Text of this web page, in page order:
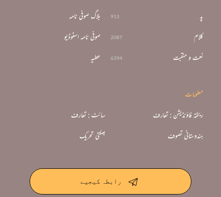
پد 913
کلام 2087
نعت و منقبت 6394
بلاگ صوفی نامہ
صوفی نامہ اسٹوڈیو
عطیہ
معلومات
سائٹ : تعارف ریختہ فاؤنڈیشن : تعارف
بھکتی تحریک ہندوستانی تصوف
رابطہ کیجیے